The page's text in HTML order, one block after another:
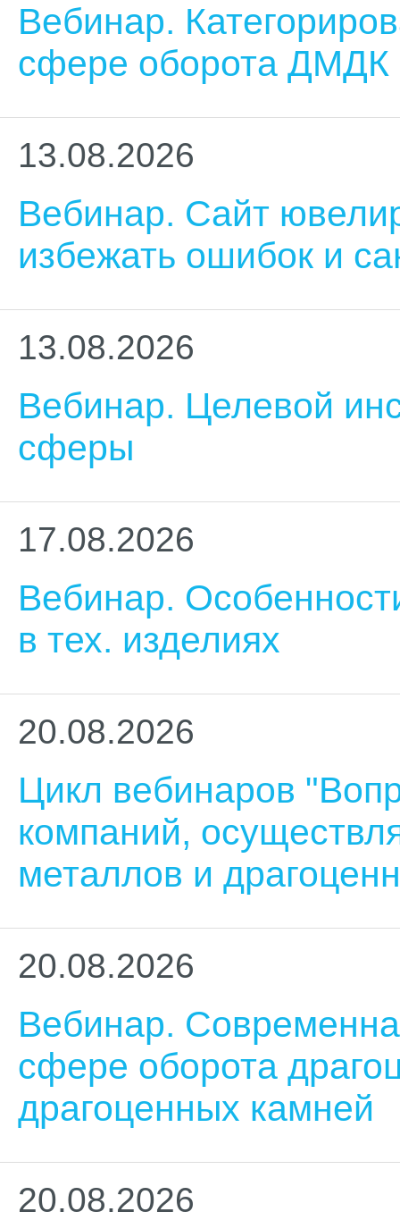
Вебинар.
сфере оборота ДМДК
13.08.2026
Вебинар. Сайт
избежать ошибок и
13.08.2026
Вебинар. Целевой
сферы
17.08.2026
Вебинар.
в тех. изделиях
20.08.2026
Цикл вебинаров
компаний,
металлов и
20.08.2026
Вебинар.
сфере оборота
драгоценных камней
20.08.2026